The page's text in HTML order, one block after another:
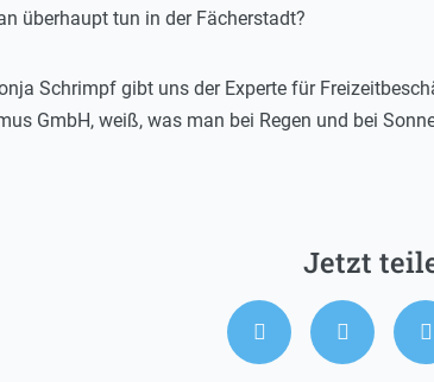
überhaupt tun in der Fächerstadt?
Schrimpf gibt uns der Experte für
GmbH, weiß, was man bei Regen und bei